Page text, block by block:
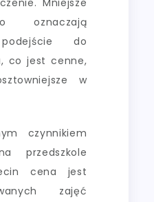
oznaczają
do
co jest cenne,
w
czynnikiem
przedszkole
cena jest
zajęć